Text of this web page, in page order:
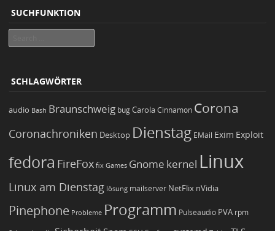
SUCHFUNKTION
SCHLAGWÖRTER
audio Bash Braunschweig bugCarola Cinnamon Corona
Coronachroniken Desktop Dienstag EMail Exim Exploit
fedora FireFox fix Games Gnome kernel Linux
Linux am Dienstag lösung mailserver NetFlix nVidia
Pinephone Probleme Programm Pulseaudio PVA rpm